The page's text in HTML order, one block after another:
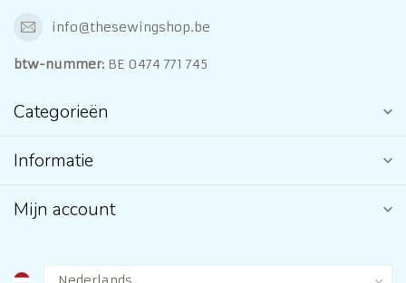
info@thesewingshop.be
btw-nummer: BE 0474 771 745
Categorieën
Informatie
Mijn account